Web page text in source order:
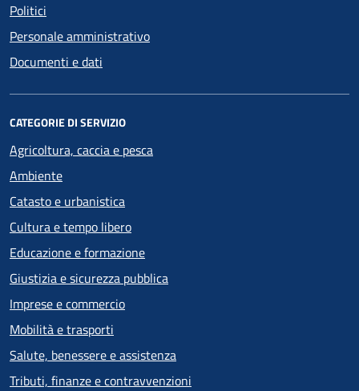
Politici
Personale amministrativo
Documenti e dati
CATEGORIE DI SERVIZIO
Agricoltura, caccia e pesca
Ambiente
Catasto e urbanistica
Cultura e tempo libero
Educazione e formazione
Giustizia e sicurezza pubblica
Imprese e commercio
Mobilità e trasporti
Salute, benessere e assistenza
Tributi, finanze e contravvenzioni